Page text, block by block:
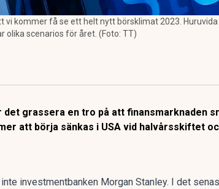
vi kommer få se ett helt nytt börsklimat 2023.
olika scenarios för året. (Foto: TT)
det grassera en tro på att finansmarknaden
att börja sänkas i USA vid halvårsskiftet
investmentbanken Morgan Stanley. I det